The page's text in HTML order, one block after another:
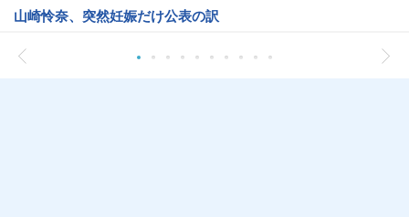
山崎怜奈、突然妊娠だけ公表の訳